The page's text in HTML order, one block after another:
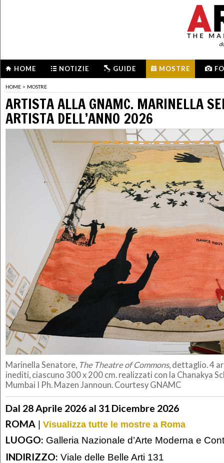
HOME NOTIZIE GUIDE MOSTRE
HOME > MOSTRE
ARTISTA ALLA GNAMC. MARINELLA
ARTISTA DELL’ANNO 2026
Marinella Senatore, The Theatre of Commons, dettaglio. 4
inediti, ciascuno 300 x 200 cm. realizzati con la Chanakya
Mumbai I Ph. Mazen Jannoun. Courtesy GNAMC
Dal 28 Aprile 2026 al 31 Dicembre 2026
ROMA | Visualizza tutte le mostre a Roma
LUOGO: Galleria Nazionale d’Arte Moderna e
INDIRIZZO: Viale delle Belle Arti 131